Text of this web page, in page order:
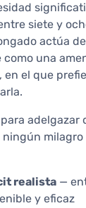
siete y
actúa
una
el que
adelgazar
realista —
y eficaz